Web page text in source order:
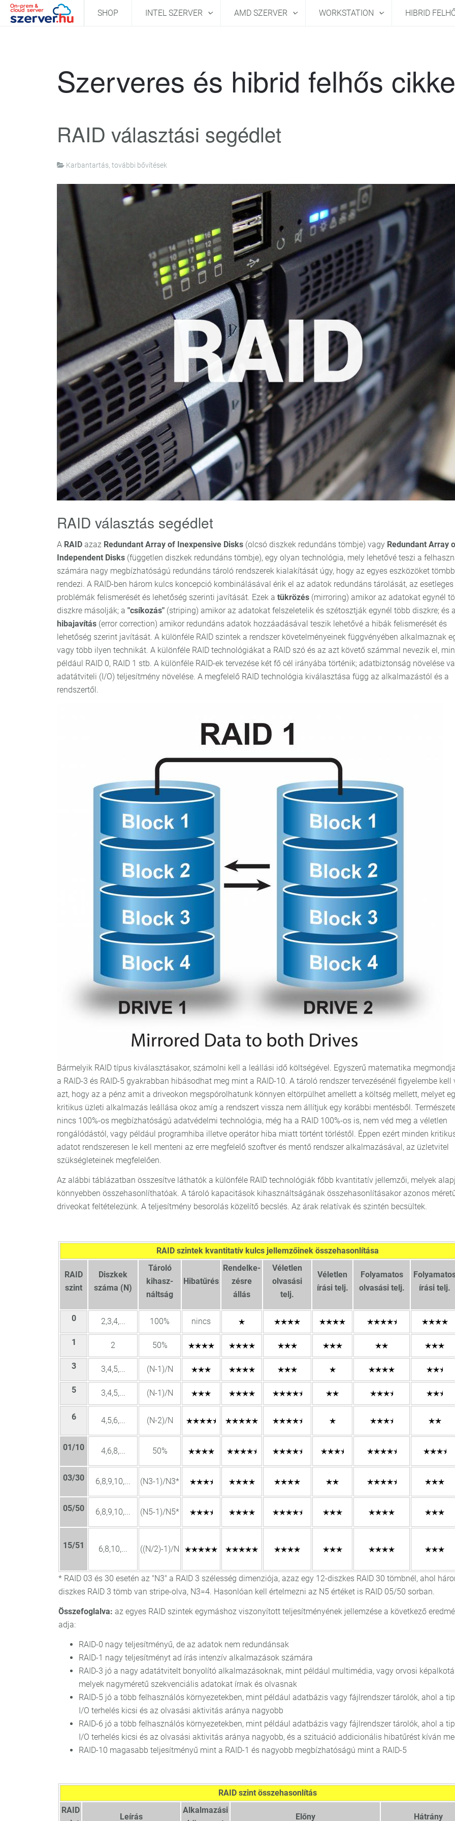
SHOP INTEL SZERVER AMD SZERVER WORKSTATION HIBRID
Szerveres és hibrid felhős
RAID választási segédlet
Karbantartás, további bővítések
RAID választás segédlet
A RAID azaz Redundant Array of Inexpensive Disks (olcsó diszkek redundáns tömbje) vagy Redundant Array
Independent Disks (független diszkek redundáns tömbje), egy olyan technológia, mely lehetővé teszi a
számára nagy megbízhatóságú redundáns tároló rendszerek kialakítását úgy, hogy az egyes eszközöket
rendezi. A RAID-ben három kulcs koncepció kombinálásával érik el az adatok redundáns tárolását, az esetleges
problémák felismerését és lehetőség szerinti javítását. Ezek a tükrözés (mirroring) amikor az adatokat egynél
diszkre másolják; a "csíkozás" (striping) amikor az adatokat felszeletelik és szétosztják egynél több diszkre; és a
hibajavítás (error correction) amikor redundáns adatok hozzáadásával teszik lehetővé a hibák felismerését és
lehetőség szerint javítását. A különféle RAID szintek a rendszer követelményeinek függvényében alkalmaznak
vagy több ilyen technikát. A különféle RAID technológiákat a RAID szó és az azt követő számmal nevezik el,
például RAID 0, RAID 1 stb. A különféle RAID-ek tervezése két fő cél irányába történik; adatbiztonság növelése
adatátviteli (I/O) teljesítmény növelése. A megfelelő RAID technológia kiválasztása függ az alkalmazástól és a
rendszertől.
Bármelyik RAID típus kiválasztásakor, számolni kell a leállási idő költségével. Egyszerű matematika
a RAID-3 és RAID-5 gyakrabban hibásodhat meg mint a RAID-10. A tároló rendszer tervezésénél figyelembe kell
azt, hogy az a pénz amit a driveokon megspórolhatunk könnyen eltörpülhet amellett a költség mellett, melyet
kritikus üzleti alkalmazás leállása okoz amíg a rendszert vissza nem állítjuk egy korábbi mentésből.
nincs 100%-os megbízhatóságú adatvédelmi technológia, még ha a RAID 100%-os is, nem véd meg a véletlen
rongálódástól, vagy például programhiba illetve operátor hiba miatt történt törléstől. Éppen ezért minden
adatot rendszeresen le kell menteni az erre megfelelő szoftver és mentő rendszer alkalmazásával, az üzletvitel
szükségleteinek megfelelően.
Az alábbi táblázatban összesítve láthatók a különféle RAID technológiák főbb kvantitatív jellemzői, melyek
könnyebben összehasonlíthatóak. A tároló kapacitások kihasználtságának összehasonlításakor azonos
driveokat feltételezünk. A teljesítmény besorolás közelítő becslés. Az árak relatívak és szintén becsültek.
RAID szintek kvantitatív kulcs jellemzőinek összehasonlítása
RAID
szint
Diszkek
száma (N)
Tároló
kihasz-
náltság
Hibatűrés
Rendelke-
zésre
állás
Véletlen
olvasási
telj.
Véletlen
írási telj.
Folyamatos
olvasási telj.
írási telj.
0 2,3,4,... 100% nincs
1 2 50%
3 3,4,5,... (N-1)/N
5 3,4,5,... (N-1)/N
6 4,5,6,... (N-2)/N
01/10 4,6,8,... 50%
03/30 6,8,9,10,... (N3-1)/N3*
05/50 6,8,9,10,... (N5-1)/N5*
15/51 6,8,10,... ((N/2)-1)/N
* RAID 03 és 30 esetén az "N3" a RAID 3 szélesség dimenziója, azaz egy 12-diszkes RAID 30 tömbnél, ahol
diszkes RAID 3 tömb van stripe-olva, N3=4. Hasonlóan kell értelmezni az N5 értéket is RAID 05/50 sorban.
Összefoglalva: az egyes RAID szintek egymáshoz viszonyított teljesítményének jellemzése a következő
adja:
RAID-0 nagy teljesítményű, de az adatok nem redundánsak
RAID-1 nagy teljesítményt ad írás intenzív alkalmazások számára
RAID-3 jó a nagy adatátvitelt bonyolító alkalmazásoknak, mint például multimédia, vagy orvosi
melyek nagyméretű szekvenciális adatokat írnak és olvasnak
RAID-5 jó a több felhasználós környezetekben, mint például adatbázis vagy fájlrendszer tárolók, ahol a
I/O terhelés kicsi és az olvasási aktivitás aránya nagyobb
RAID-6 jó a több felhasználós környezetekben, mint például adatbázis vagy fájlrendszer tárolók, ahol a
I/O terhelés kicsi és az olvasási aktivitás aránya nagyobb, és a szituáció addicionális hibatűrést kíván
RAID-10 magasabb teljesítményű mint a RAID-1 és nagyobb megbízhatóságú mint a RAID-5
RAID szint összehasonlítás
RAID
Leírás
Alkalmazási
Előny Hátrány